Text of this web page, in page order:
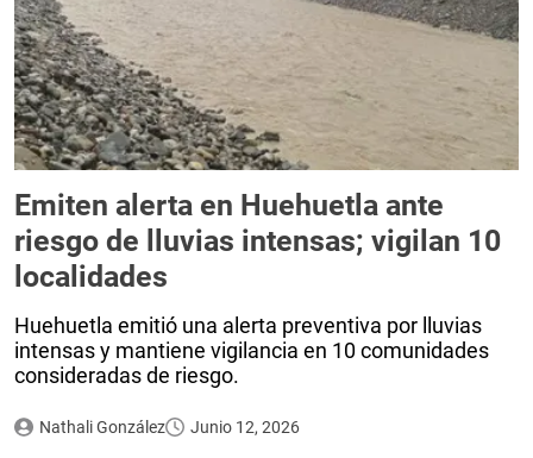
Emiten alerta en Huehuetla ante
riesgo de lluvias intensas; vigilan 10
localidades
Huehuetla emitió una alerta preventiva por lluvias
intensas y mantiene vigilancia en 10 comunidades
consideradas de riesgo.
Nathali González Junio 12, 2026